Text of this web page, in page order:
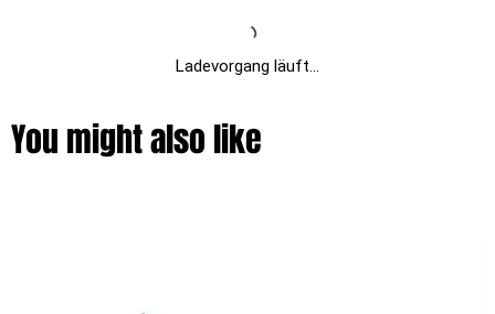
Ladevorgang läuft...
You might also like